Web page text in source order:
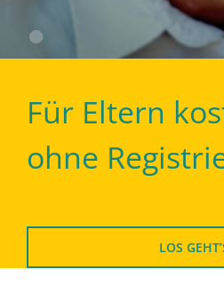
Für Eltern
ohne
LOS